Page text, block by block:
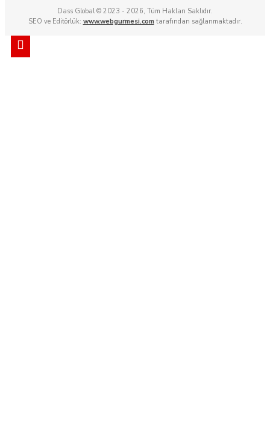
Dass Global © 2023 - 2026, Tüm Hakları Saklıdır.
SEO ve Editörlük: www.webgurmesi.com tarafından sağlanmaktadır.